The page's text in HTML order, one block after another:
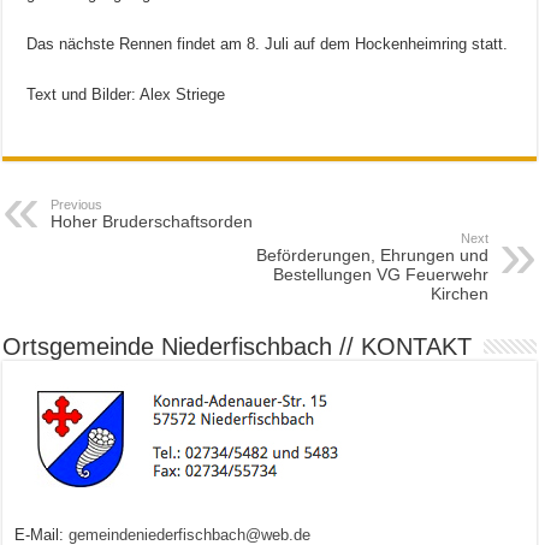
Das nächste Rennen findet am 8. Juli auf dem Hockenheimring statt.
Text und Bilder: Alex Striege
Previous
Hoher Bruderschaftsorden
Next
Beförderungen, Ehrungen und
Bestellungen VG Feuerwehr
Kirchen
Ortsgemeinde Niederfischbach // KONTAKT
E-Mail:gemeindeniederfischbach@web.de